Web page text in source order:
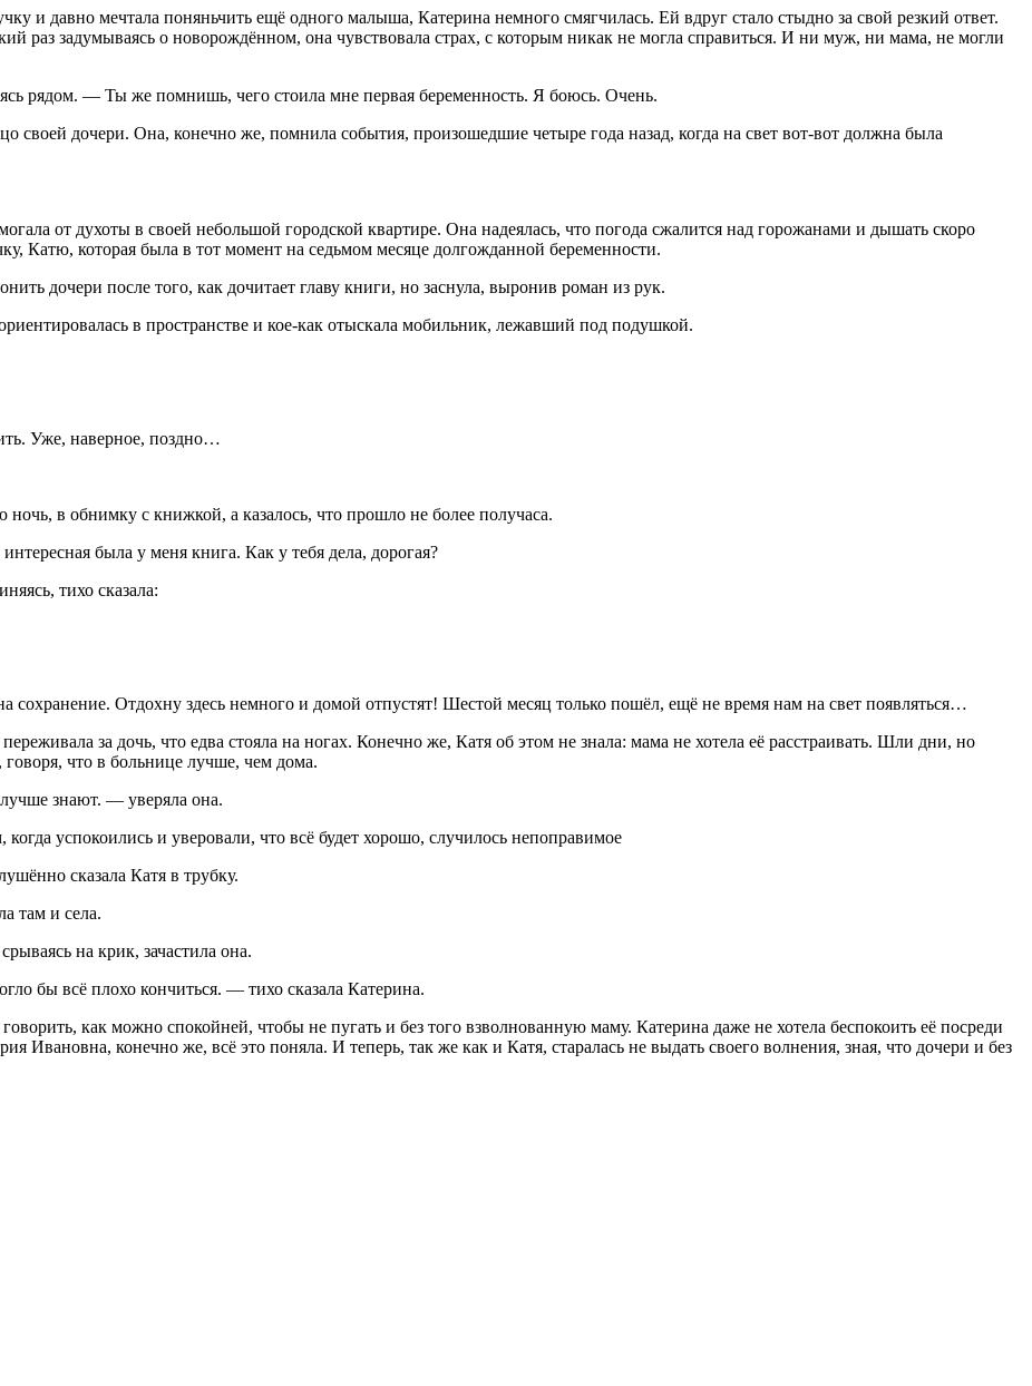
и давно мечтала поняньчить ещё одного малыша, Катерина немного смягчилась. Ей вдруг стало стыдно за свой резкий ответ.
раз задумываясь о новорождённом, она чувствовала страх, с которым никак не могла справиться. И ни муж, ни мама, не могли
рядом. — Ты же помнишь, чего стоила мне первая беременность. Я боюсь. Очень.
своей дочери. Она, конечно же, помнила события, произошедшие четыре года назад, когда на свет вот-вот должна была
от духоты в своей небольшой городской квартире. Она надеялась, что погода сжалится над горожанами и дышать скоро
Катю, которая была в тот момент на седьмом месяце долгожданной беременности.
дочери после того, как дочитает главу книги, но заснула, выронив роман из рук.
в пространстве и кое-как отыскала мобильник, лежавший под подушкой.
Уже, наверное, поздно…
в обнимку с книжкой, а казалось, что прошло не более получаса.
была у меня книга. Как у тебя дела, дорогая?
тихо сказала:
Отдохну здесь немного и домой отпустят! Шестой месяц только пошёл, ещё не время нам на свет появляться…
за дочь, что едва стояла на ногах. Конечно же, Катя об этом не знала: мама не хотела её расстраивать. Шли дни, но
что в больнице лучше, чем дома.
знают. — уверяла она.
успокоились и уверовали, что всё будет хорошо, случилось непоправимое
сказала Катя в трубку.
там и села.
на крик, зачастила она.
бы всё плохо кончиться. — тихо сказала Катерина.
как можно спокойней, чтобы не пугать и без того взволнованную маму. Катерина даже не хотела беспокоить её посреди
Ивановна, конечно же, всё это поняла. И теперь, так же как и Катя, старалась не выдать своего волнения, зная, что дочери и без